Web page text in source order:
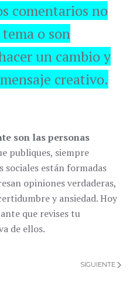
comentarios no
o son
un cambio y
creativo.
son las personas
publiques, siempre
sociales están formadas
opiniones verdaderas,
y ansiedad. Hoy
que revises tu
de ellos.
SIGUIENTE